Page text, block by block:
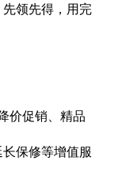
先领先得，用完
价促销、精品
保修等增值服